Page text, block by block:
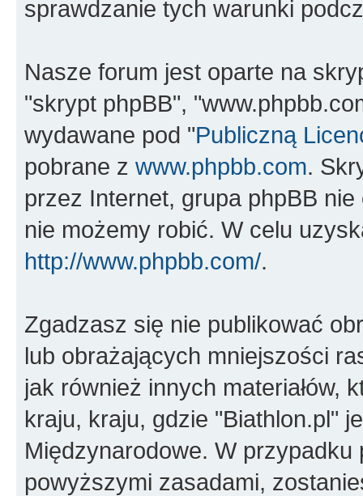
sprawdzanie tych warunki
Nasze forum jest oparte na
"skrypt phpBB",
wydawane pod "Publiczną
pobrane z www.phpbb.com.
przez Internet, grupa phpBB
nie możemy robić. W celu
http://www.phpbb.com/.
Zgadzasz się nie publikować
lub obrażających mniejszości
jak również innych materiałów,
kraju, kraju, gdzie "Biathlon.pl"
Międzynarodowe. W
powyższymi zasadami,